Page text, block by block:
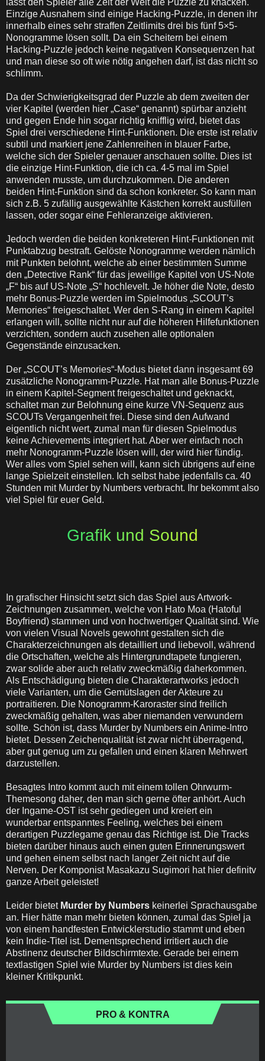
lässt den Spieler alle Zeit der Welt die Puzzle zu knacken.
Einzige Ausnahem sind einige Hacking-Puzzle, in denen ihr
innerhalb eines sehr straffen Zeitlimits drei bis fünf 5×5-
Nonogramme lösen sollt. Da ein Scheitern bei einem
Hacking-Puzzle jedoch keine negativen Konsequenzen hat
und man diese so oft wie nötig angehen darf, ist das nicht so
schlimm.
Da der Schwierigkeitsgrad der Puzzle ab dem zweiten der
vier Kapitel (werden hier „Case“ genannt) spürbar anzieht
und gegen Ende hin sogar richtig knifflig wird, bietet das
Spiel drei verschiedene Hint-Funktionen. Die erste ist relativ
subtil und markiert jene Zahlenreihen in blauer Farbe,
welche sich der Spieler genauer anschauen sollte. Dies ist
die einzige Hint-Funktion, die ich ca. 4-5 mal im Spiel
anwenden musste, um durchzukommen. Die anderen
beiden Hint-Funktion sind da schon konkreter. So kann man
sich z.B. 5 zufällig ausgewählte Kästchen korrekt ausfüllen
lassen, oder sogar eine Fehleranzeige aktivieren.
Jedoch werden die beiden konkreteren Hint-Funktionen mit
Punktabzug bestraft. Gelöste Nonogramme werden nämlich
mit Punkten belohnt, welche ab einer bestimmten Summe
den „Detective Rank“ für das jeweilige Kapitel von US-Note
„F“ bis auf US-Note „S“ hochlevelt. Je höher die Note, desto
mehr Bonus-Puzzle werden im Spielmodus „SCOUT’s
Memories“ freigeschaltet. Wer den S-Rang in einem Kapitel
erlangen will, sollte nicht nur auf die höheren Hilfefunktionen
verzichten, sondern auch zusehen alle optionalen
Gegenstände einzusacken.
Der „SCOUT’s Memories“-Modus bietet dann insgesamt 69
zusätzliche Nonogramm-Puzzle. Hat man alle Bonus-Puzzle
in einem Kapitel-Segment freigeschaltet und geknackt,
schaltet man zur Belohnung eine kurze VN-Sequenz aus
SCOUTs Vergangenheit frei. Diese sind den Aufwand
eigentlich nicht wert, zumal man für diesen Spielmodus
keine Achievements integriert hat. Aber wer einfach noch
mehr Nonogramm-Puzzle lösen will, der wird hier fündig.
Wer alles vom Spiel sehen will, kann sich übrigens auf eine
lange Spielzeit einstellen. Ich selbst habe jedenfalls ca. 40
Stunden mit Murder by Numbers verbracht. Ihr bekommt also
viel Spiel für euer Geld.
Grafik und Sound
In grafischer Hinsicht setzt sich das Spiel aus Artwork-
Zeichnungen zusammen, welche von Hato Moa (Hatoful
Boyfriend) stammen und von hochwertiger Qualität sind. Wie
von vielen Visual Novels gewohnt gestalten sich die
Charakterzeichnungen als detailliert und liebevoll, während
die Ortschaften, welche als Hintergrundtapete fungieren,
zwar solide aber auch relativ zweckmäßig daherkommen.
Als Entschädigung bieten die Charakterartworks jedoch
viele Varianten, um die Gemütslagen der Akteure zu
portraitieren. Die Nonogramm-Karoraster sind freilich
zweckmäßig gehalten, was aber niemanden verwundern
sollte. Schön ist, dass Murder by Numbers ein Anime-Intro
bietet. Dessen Zeichenqualität ist zwar nicht überragend,
aber gut genug um zu gefallen und einen klaren Mehrwert
darzustellen.
Besagtes Intro kommt auch mit einem tollen Ohrwurm-
Themesong daher, den man sich gerne öfter anhört. Auch
der Ingame-OST ist sehr gediegen und kreiert ein
wunderbar entspanntes Feeling, welches bei einem
derartigen Puzzlegame genau das Richtige ist. Die Tracks
bieten darüber hinaus auch einen guten Erinnerungswert
und gehen einem selbst nach langer Zeit nicht auf die
Nerven. Der Komponist Masakazu Sugimori hat hier definitv
ganze Arbeit geleistet!
Leider bietet Murder by Numbers keinerlei Sprachausgabe
an. Hier hätte man mehr bieten können, zumal das Spiel ja
von einem handfesten Entwicklerstudio stammt und eben
kein Indie-Titel ist. Dementsprechend irritiert auch die
Abstinenz deutscher Bildschirmtexte. Gerade bei einem
textlastigen Spiel wie Murder by Numbers ist dies kein
kleiner Kritikpunkt.
PRO & KONTRA